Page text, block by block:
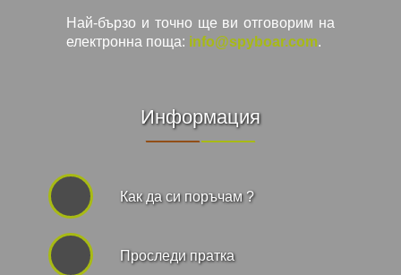
Най-бързо и точно ще ви отговорим на
електронна поща: info@spyboar.com.
Информация
Как да си поръчам ?
Проследи пратка